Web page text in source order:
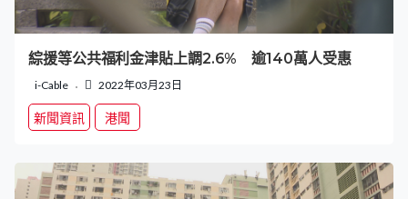
綜援等公共福利金津貼上調2.6% 逾140萬人受惠
i-Cable 2022年03月23日
新聞資訊 港聞